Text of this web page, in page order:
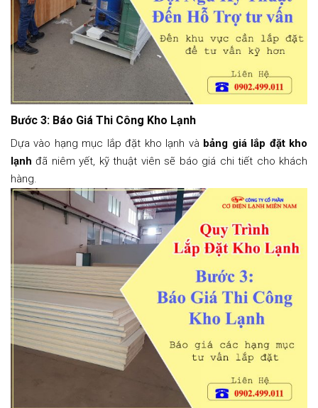
Bước 3: Báo Giá Thi Công Kho Lạnh
Dựa vào hạng mục lắp đặt kho lạnh và bảng giá lắp đặt kho
lạnh đã niêm yết, kỹ thuật viên sẽ báo giá chi tiết cho khách
hàng.